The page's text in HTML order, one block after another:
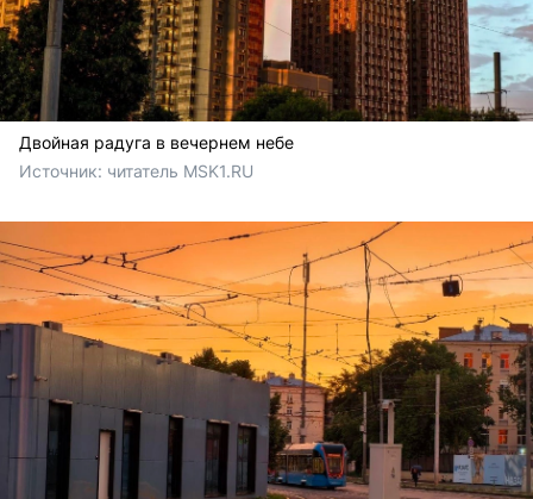
Двойная радуга в вечернем небе
Источник: читатель MSK1.RU